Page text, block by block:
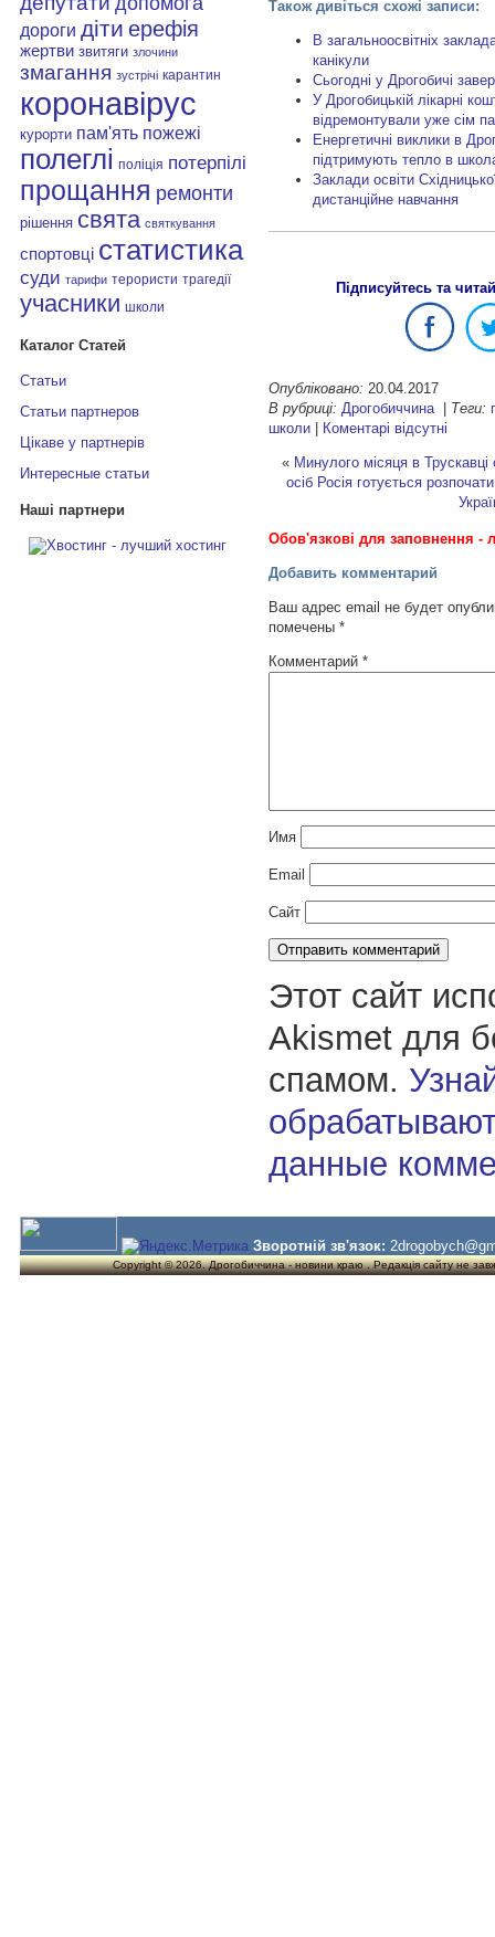
дороги діти ерефія
жертви звитяги злочини
змагання зустрічі карантин
коронавірус
курорти пам'ять пожежі
полеглі поліція потерпілі
прощання ремонти
рішення свята святкування
спортовці статистика
суди тарифи терористи трагедії
учасники школи
Каталог Статей
Статьи
Статьи партнеров
Цікаве у партнерів
Интересные статьи
Наші партнери
Також дивіться схожі записи:
В загальноосвітніх
канікули
Сьогодні у Дрогобичі
У Дрогобицькій лікарні
відремонтували уже сім
Енергетичні виклики в
підтримують тепло в
Заклади освіти
дистанційне навчання
Підписуйтесь та
Опубліковано: 20.04.2017
В рубриці: Дрогобиччина| Теги:
школи| Коментарі відсутні
« Минулого місяця в
осіб Росія готується
Обов'язкові для заповнення -
Добавить комментарий
Ваш адрес email не будет
помечены *
Комментарий *
Имя
Email
Сайт
Этот сайт
Akismet для
спамом.
данные
Зворотній зв'язок:
Copyright © 2026. Дрогобиччина - новини краю . Редакція сайту не